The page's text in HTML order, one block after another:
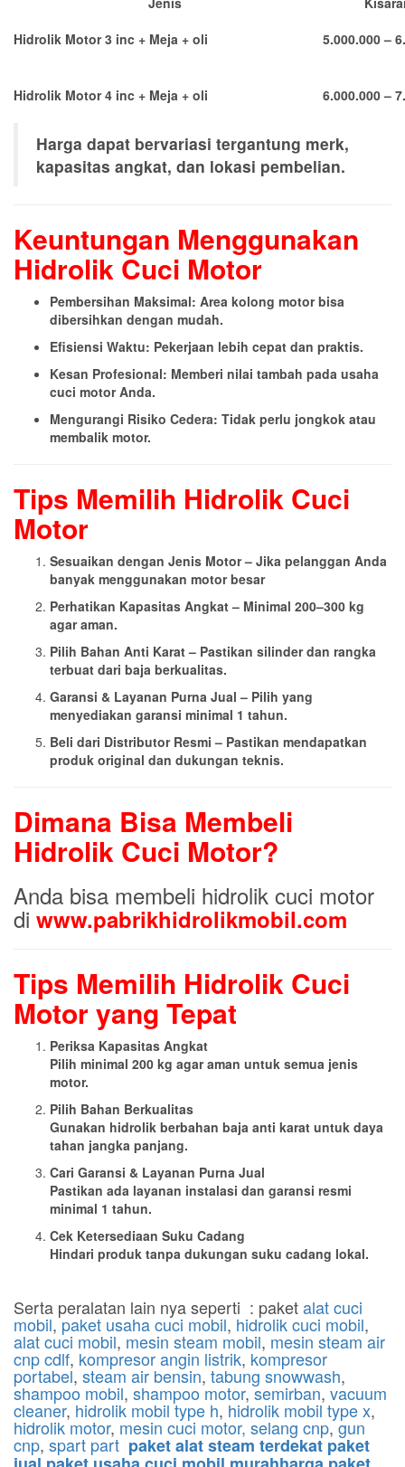
Hidrolik Motor 3 inc + Meja + oli
5.000.000 –
Hidrolik Motor 4 inc + Meja + oli 6.000.000 –
Harga dapat bervariasi tergantung merk,
kapasitas angkat, dan lokasi pembelian.
Keuntungan Menggunakan
Hidrolik Cuci Motor
Pembersihan Maksimal: Area kolong motor bisa
dibersihkan dengan mudah.
Efisiensi Waktu: Pekerjaan lebih cepat dan praktis.
Kesan Profesional: Memberi nilai tambah pada usaha
cuci motor Anda.
Mengurangi Risiko Cedera: Tidak perlu jongkok atau
membalik motor.
Tips Memilih Hidrolik Cuci
Motor
Sesuaikan dengan Jenis Motor – Jika pelanggan Anda
banyak menggunakan motor besar
Perhatikan Kapasitas Angkat – Minimal 200–300 kg
agar aman.
Pilih Bahan Anti Karat – Pastikan silinder dan rangka
terbuat dari baja berkualitas.
Garansi & Layanan Purna Jual – Pilih yang
menyediakan garansi minimal 1 tahun.
Beli dari Distributor Resmi – Pastikan mendapatkan
produk original dan dukungan teknis.
Dimana Bisa Membeli
Hidrolik Cuci Motor?
Anda bisa membeli hidrolik cuci motor
di www.pabrikhidrolikmobil.com
Tips Memilih Hidrolik Cuci
Motor yang Tepat
Periksa Kapasitas Angkat
Pilih minimal 200 kg agar aman untuk semua jenis
motor.
Pilih Bahan Berkualitas
Gunakan hidrolik berbahan baja anti karat untuk daya
tahan jangka panjang.
Cari Garansi & Layanan Purna Jual
Pastikan ada layanan instalasi dan garansi resmi
minimal 1 tahun.
Cek Ketersediaan Suku Cadang
Hindari produk tanpa dukungan suku cadang lokal.
Serta peralatan lain nya seperti : paketalat cuci
mobil,paket usaha cuci mobil, hidrolik cuci mobil,
alat cuci mobil, mesin steam mobil, mesin steam air
cnp cdlf, kompresor angin listrik, kompresor
portabel, steam air bensin, tabung snowwash,
shampoo mobil, shampoo motor,semirban, vacuum
cleaner, hidrolik mobil type h, hidrolik mobil type x,
hidrolik motor, mesin cuci motor, selang cnp,gun
cnp, spart part paket alat steam terdekat paket